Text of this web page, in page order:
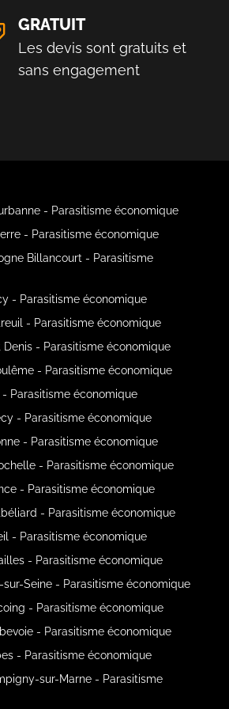
GRATUIT
Les devis sont gratuits et
sans engagement
- Parasitisme économique
- Parasitisme économique
Billancourt - Parasitisme
- Parasitisme économique
- Parasitisme économique
Denis - Parasitisme économique
- Parasitisme économique
Parasitisme économique
- Parasitisme économique
- Parasitisme économique
- Parasitisme économique
- Parasitisme économique
- Parasitisme économique
- Parasitisme économique
- Parasitisme économique
Seine - Parasitisme économique
- Parasitisme économique
- Parasitisme économique
- Parasitisme économique
sur-Marne - Parasitisme